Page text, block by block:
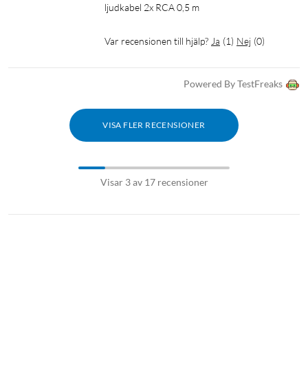
ljudkabel 2x RCA 0,5 m
Var recensionen till hjälp? Ja (1) Nej (0)
Powered By TestFreaks
VISA FLER RECENSIONER
Visar 3 av 17 recensioner